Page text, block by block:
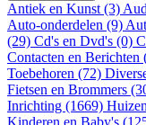
Antiek en Kunst (3)
Auto-onderdelen (9)
(29) Cd's en Dvd's (0)
Contacten en Berichten
Toebehoren (72)
Fietsen en Brommers
Inrichting (1669)